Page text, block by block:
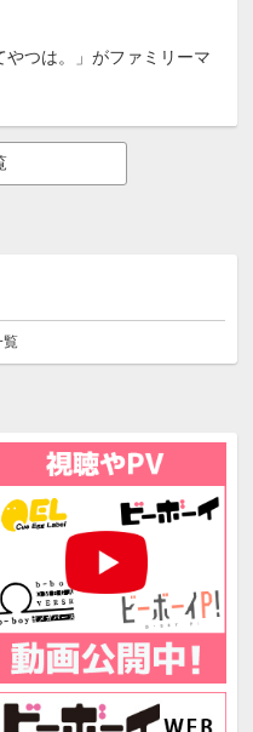
やつは。」がファミリーマ
覧